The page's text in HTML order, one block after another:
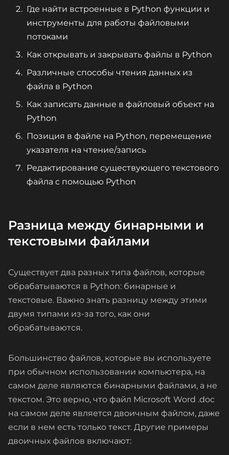
Где найти встроенные в Python функции и
инструменты для работы файловыми
потоками
Как открывать и закрывать файлы в Python
Различные способы чтения данных из
файла в Python
Как записать данные в файловый объект на
Python
Позиция в файле на Python, перемещение
указателя на чтение/запись
Редактирование существующего текстового
файла с помощью Python
Разница между бинарными и
текстовыми файлами
Существует два разных типа файлов, которые
обрабатываются в Python: бинарные и
текстовые. Важно знать разницу между этими
двумя типами из-за того, как они
обрабатываются.
Большинство файлов, которые вы используете
при обычном использовании компьютера, на
самом деле являются бинарными файлами, а не
текстом. Это верно, что файл Microsoft Word .doc
на самом деле является двоичным файлом, даже
если в нем есть только текст. Другие примеры
двоичных файлов включают: